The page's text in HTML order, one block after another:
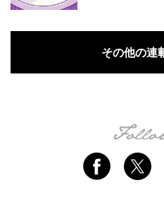
その他の連